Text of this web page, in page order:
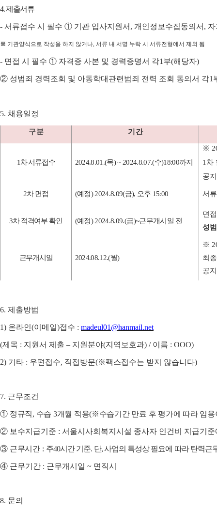
4.제출서류
- 서류접수 시 필수 ① 기관 입사지원서 , 개인정보수집동의서 ,
※ 기관양식으로 작성을 하지 않거나, 서류 내 서명 누락 시 서류전형에서 제외 됨
- 면접 시 필수 ① 자격증 사본 및 경력증명서 각1부(해당자)
② 성범죄 경력조회 및 아동학대관련범죄 전력 조회 동의서 각1
5. 채용일정
구 분 기 간
1차 서류접수 2024.8.01.(목) ~ 2024.8.07.(수)18:00까지
※
1차
공
2차 면접 (예정) 2024.8.09(금), 오후 15:00 서
3차 적격여부 확인 (예정) 2024.8.09.(금)~근무개시일 전
면
성
근무개시일 2024.08.12.(월)
※
최
공
6. 제출방법
1) 온라인(이메일)접수 : madeul01@hanmail.net
(제목 : 지원서 제출 – 지원분야(지역보호과) / 이름 : OOO)
2) 기타 : 우편접수, 직접방문(※팩스접수는 받지 않습니다)
7. 근무조건
① 정규직, 수습 3개월 적용(※수습기간 만료 후 평가에 따라 임
② 보수지급기준 : 서울시사회복지시설 종사자 인건비 지급기준
③ 근무시간 : 주40시간 기준. 단,사업의 특성상 필요에 따라 탄력근
④ 근무기간 : 근무개시일 ~ 면직시
8. 문의